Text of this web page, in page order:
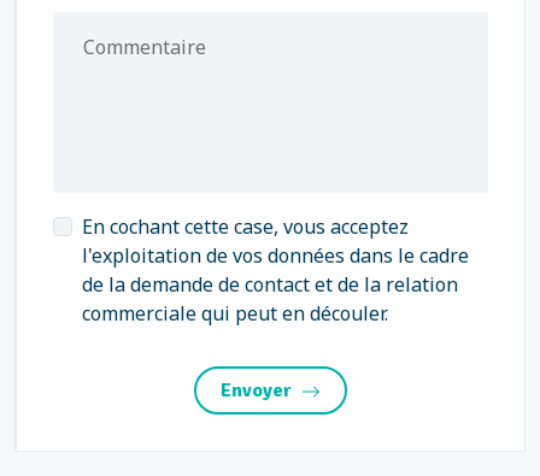
Commentaire
En cochant cette case, vous acceptez
l'exploitation de vos données dans le cadre
de la demande de contact et de la relation
commerciale qui peut en découler.
Envoyer